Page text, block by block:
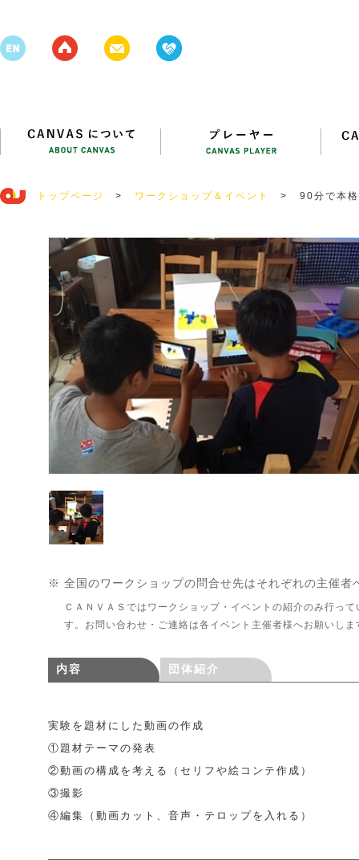
トップページ > ワークショップ＆イベント > 90分で本
※ 全国のワークショップの問合せ先はそれぞれの主催者
ＣＡＮＶＡＳではワークショップ・イベントの紹介のみ行って
す。お問い合わせ・ご連絡は各イベント主催者様へお願いしま
内容 団体紹介
実験を題材にした動画の作成
①題材テーマの発表
②動画の構成を考える（セリフや絵コンテ作成）
③撮影
④編集（動画カット、音声・テロップを入れる）